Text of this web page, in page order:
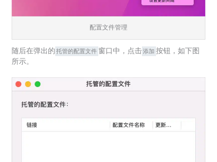
配置文件管理
随后在弹出的 托管的配置文件 窗口中，点击添加 按钮，如下图
所示。